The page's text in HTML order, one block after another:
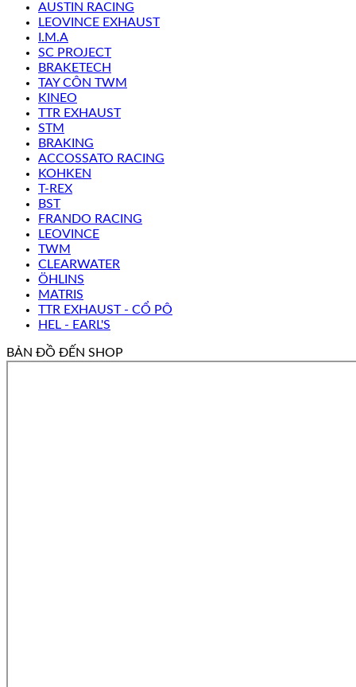
AUSTIN RACING
LEOVINCE EXHAUST
I.M.A
SC PROJECT
BRAKETECH
TAY CÔN TWM
KINEO
TTR EXHAUST
STM
BRAKING
ACCOSSATO RACING
KOHKEN
T-REX
BST
FRANDO RACING
LEOVINCE
TWM
CLEARWATER
ÖHLINS
MATRIS
TTR EXHAUST - CỔ PÔ
HEL - EARL'S
BẢN ĐỒ ĐẾN SHOP